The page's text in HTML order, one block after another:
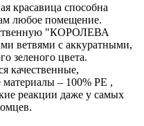
красавица способна
любое помещение.
"КОРОЛЕВА
ветвями с аккуратными,
зеленого цвета.
качественные,
материалы – 100% PE ,
реакции даже у самых